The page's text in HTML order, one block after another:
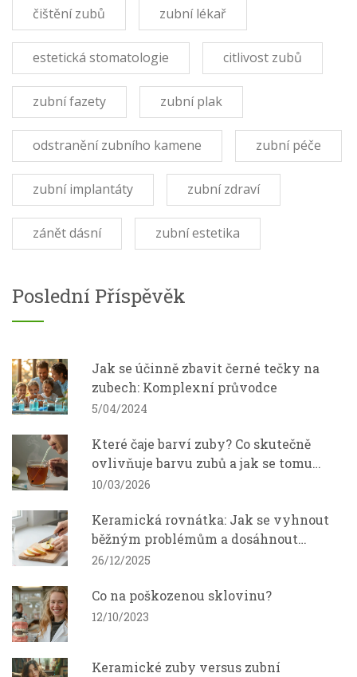
čištění zubů zubní lékař
estetická stomatologie citlivost zubů
zubní fazety zubní plak
odstranění zubního kamene zubní péče
zubní implantáty zubní zdraví
zánět dásní zubní estetika
Poslední Příspěvěk
Jak se účinně zbavit černé tečky na
zubech: Komplexní průvodce
5/04/2024
Které čaje barví zuby? Co skutečně
ovlivňuje barvu zubů a jak se tomu
vyhnout
10/03/2026
Keramická rovnátka: Jak se vyhnout
běžným problémům a dosáhnout
ideálního výsledku
26/12/2025
Co na poškozenou sklovinu?
12/10/2023
Keramické zuby versus zubní